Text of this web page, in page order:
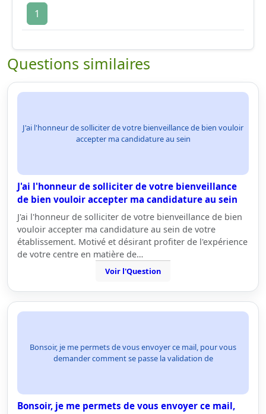
1
Questions similaires
J'ai l'honneur de solliciter de votre bienveillance de bien vouloir
accepter ma candidature au sein
J'ai l'honneur de solliciter de votre bienveillance
de bien vouloir accepter ma candidature au sein
J'ai l'honneur de solliciter de votre bienveillance de bien
vouloir accepter ma candidature au sein de votre
établissement. Motivé et désirant profiter de l'expérience
de votre centre en matière de…
Voir l'Question
Bonsoir, je me permets de vous envoyer ce mail, pour vous
demander comment se passe la validation de
Bonsoir, je me permets de vous envoyer ce mail,